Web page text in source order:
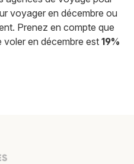
voyager en décembre ou
Prenez en compte que
en décembre est19%